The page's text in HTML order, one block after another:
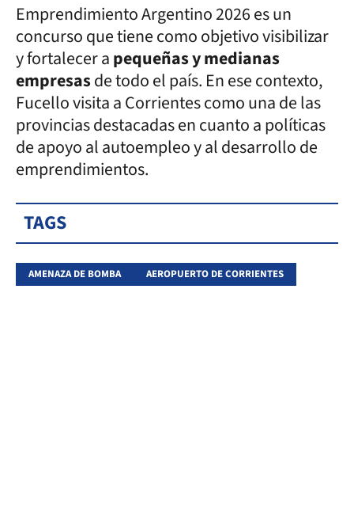
Emprendimiento Argentino 2026 es un
concurso que tiene como objetivo visibilizar
y fortalecer apequeñas y medianas
empresasde todo el país. En ese contexto,
Fucello visita a Corrientes como una de las
provincias destacadas en cuanto a políticas
de apoyo al autoempleo y al desarrollo de
emprendimientos.
TAGS
AMENAZA DE BOMBA AEROPUERTO DE CORRIENTES